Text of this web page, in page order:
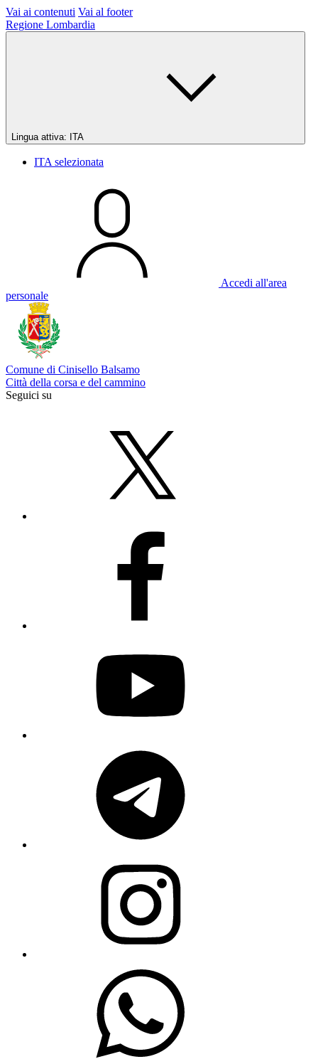
Vai ai contenuti Vai al footer
Regione Lombardia
Lingua attiva: ITA
ITA selezionata
Accedi all'area
personale
Comune di Cinisello Balsamo
Città della corsa e del cammino
Seguici su